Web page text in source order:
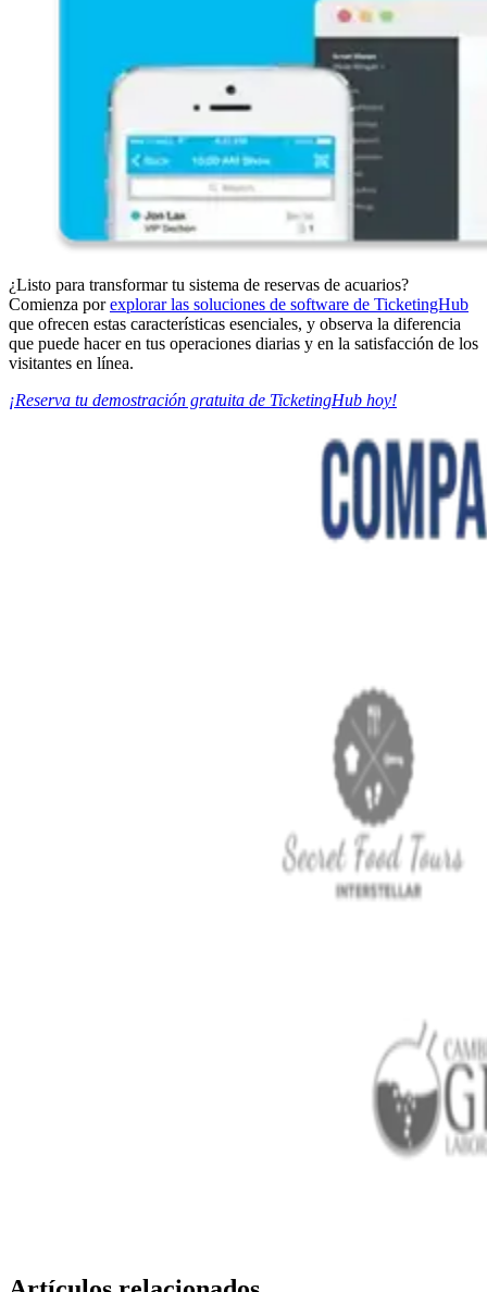
¿Listo para transformar tu sistema de reservas de acuarios?
Comienza porexplorar las soluciones de software de TicketingHub
que ofrecen estas características esenciales, y observa la diferencia
que puede hacer en tus operaciones diarias y en la satisfacción de los
visitantes en línea.
¡Reserva tu demostración gratuita de TicketingHub hoy!